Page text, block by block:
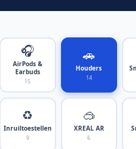
🎧
AirPods &
Earbuds
15
🚗
Houders
14
♻️
Inruiltoestellen
9
🥽
XREAL AR
6